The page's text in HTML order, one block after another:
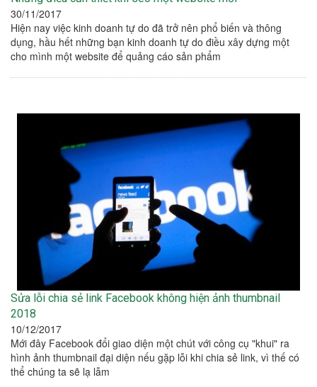
30/11/2017
Hiện nay việc kinh doanh tự do đã trở nên phổ biến và thông
dụng, hầu hết những bạn kinh doanh tự do điều xây dựng một
cho mình một website để quảng cáo sản phẩm
Sửa lỗi chia sẻ link Facebook không hiện ảnh thumbnail
2018
10/12/2017
Mới đây Facebook đổi giao diện một chút với công cụ "khui" ra
hình ảnh thumbnail đại diện nếu gặp lỗi khi chia sẻ link, vì thế có
thể chúng ta sẽ lạ lẫm